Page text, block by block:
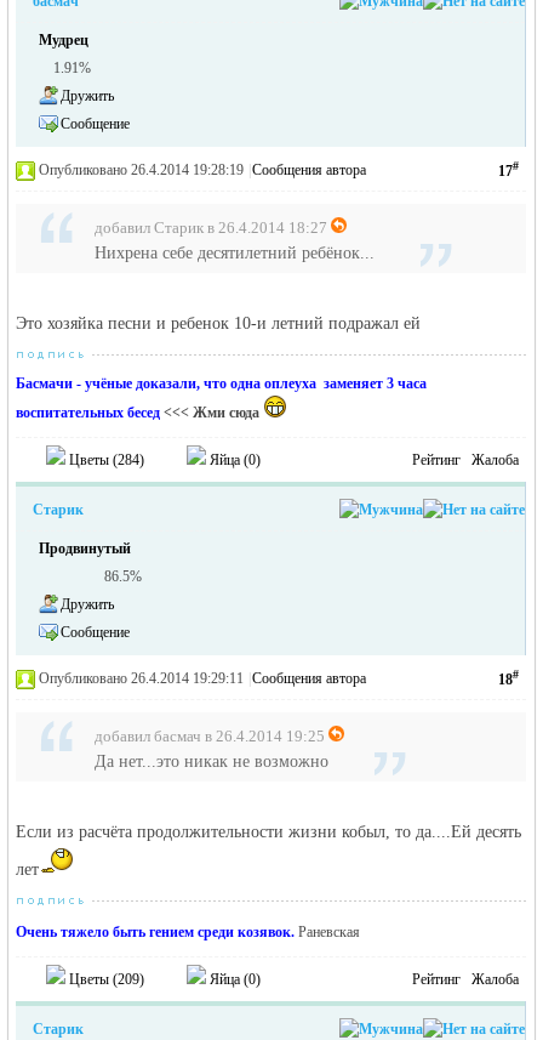
Мудрец
1.91%
Дружить
Сообщение
17#
Опубликовано 26.4.2014 19:28:19 Сообщения автора
добавил Старик в 26.4.2014 18:27
Нихрена себе десятилетний ребёнок...
Это хозяйка песни и ребенок 10-и летний подражал ей
Басмачи - учёные доказали, что одна оплеуха заменяет 3 часа
воспитательных бесед <<< Жми сюда
Цветы (284) Яйца (0) Рейтинг Жалоба
Старик
Продвинутый
86.5%
Дружить
Сообщение
18#
Опубликовано 26.4.2014 19:29:11 Сообщения автора
добавил басмач в 26.4.2014 19:25
Да нет...это никак не возможно
Если из расчёта продолжительности жизни кобыл, то да....Ей десять
лет
Очень тяжело быть гением среди козявок. Раневская
Цветы (209) Яйца (0) Рейтинг Жалоба
Старик